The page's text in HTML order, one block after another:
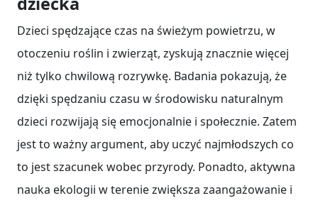
Dzieci spędzające czas na świeżym powietrzu, w
otoczeniu roślin i zwierząt, zyskują znacznie więcej
niż tylko chwilową rozrywkę. Badania pokazują, że
dzięki spędzaniu czasu w środowisku naturalnym
dzieci rozwijają się emocjonalnie i społecznie. Zatem
jest to ważny argument, aby uczyć najmłodszych co
to jest szacunek wobec przyrody. Ponadto, aktywna
nauka ekologii w terenie zwiększa zaangażowanie i